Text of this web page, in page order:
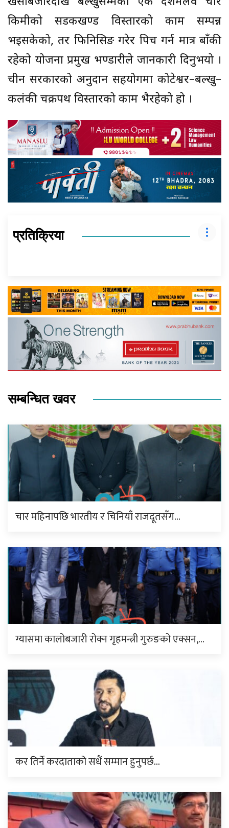
किमीको सडकखण्ड विस्तारको काम सम्पन्न
भइसकेको, तर फिनिसिङ गरेर पिच गर्न मात्र बाँकी
रहेको योजना प्रमुख भण्डारीले जानकारी दिनुभयो ।
चीन सरकारको अनुदान सहयोगमा कोटेश्वर–बल्खु–
कलंकी चक्रपथ विस्तारको काम भैरहेको हो ।
प्रतिक्रिया
सम्बन्धित खवर
चार महिनापछि भारतीय र चिनियाँ राजदूतसँग…
ग्यासमा कालोबजारी रोक्न गृहमन्त्री गुरुङको एक्सन,…
कर तिर्ने करदाताको सधैं सम्मान हुनुपर्छ…